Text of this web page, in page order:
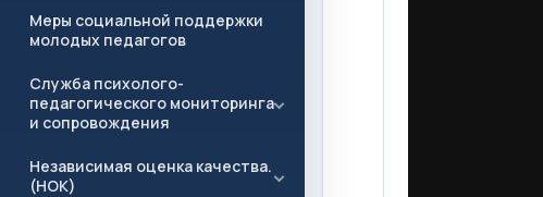
Меры социальной поддержки
молодых педагогов
Служба психолого-
педагогического мониторинга
и сопровождения
Независимая оценка качества.
(НОК)